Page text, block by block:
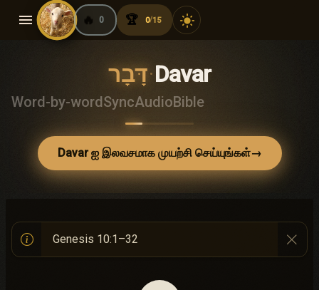
menu 🔥 0 🏆 0/15 light_mode
דָּבָר·Davar
Word-by-wordSyncAudioBible
Davar ஐ இலவசமாக முயற்சி செய்யுங்கள்→